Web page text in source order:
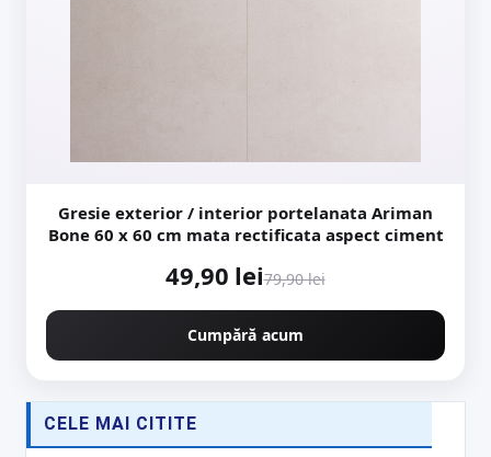
Gresie exterior / interior portelanata Ariman
Bone 60 x 60 cm mata rectificata aspect ciment
49,90 lei79,90 lei
Cumpără acum
CELE MAI CITITE